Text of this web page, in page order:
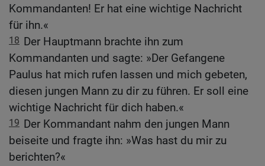
Kommandanten! Er hat eine wichtige Nachricht
für ihn.«
18 Der Hauptmann brachte ihn zum
Kommandanten und sagte: »Der Gefangene
Paulus hat mich rufen lassen und mich gebeten,
diesen jungen Mann zu dir zu führen. Er soll eine
wichtige Nachricht für dich haben.«
19 Der Kommandant nahm den jungen Mann
beiseite und fragte ihn: »Was hast du mir zu
berichten?«